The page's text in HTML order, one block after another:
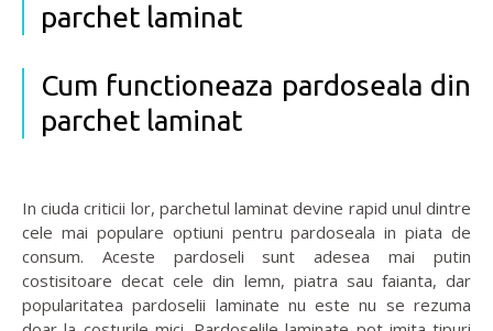
parchet laminat
Cum functioneaza pardoseala din
parchet laminat
In ciuda criticii lor, parchetul laminat devine rapid unul dintre
cele mai populare optiuni pentru pardoseala in piata de
consum. Aceste pardoseli sunt adesea mai putin
costisitoare decat cele din lemn, piatra sau faianta, dar
popularitatea pardoselii laminate nu este nu se rezuma